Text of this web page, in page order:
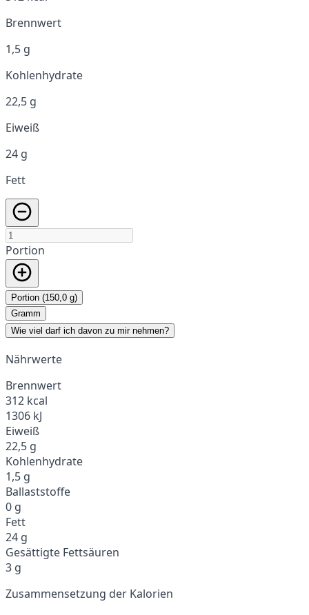
Brennwert
1,5 g
Kohlenhydrate
22,5 g
Eiweiß
24 g
Fett
Portion
Portion (150,0 g)
Gramm
Wie viel darf ich davon zu mir nehmen?
Nährwerte
Brennwert
312 kcal
1306 kJ
Eiweiß
22,5 g
Kohlenhydrate
1,5 g
Ballaststoffe
0 g
Fett
24 g
Gesättigte Fettsäuren
3 g
Zusammensetzung der Kalorien